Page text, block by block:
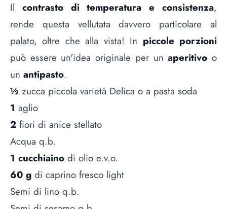
Il contrasto di temperatura e consistenza,
rende questa vellutata davvero particolare al
palato, oltre che alla vista! In piccole porzioni
può essere un'idea originale per unaperitivoo
un antipasto.
½ zucca piccola varietà Delica o a pasta soda
1 aglio
2 fiori di anice stellato
Acqua q.b.
1 cucchiaino di olio e.v.o.
60 g di caprino fresco light
Semi di lino q.b.